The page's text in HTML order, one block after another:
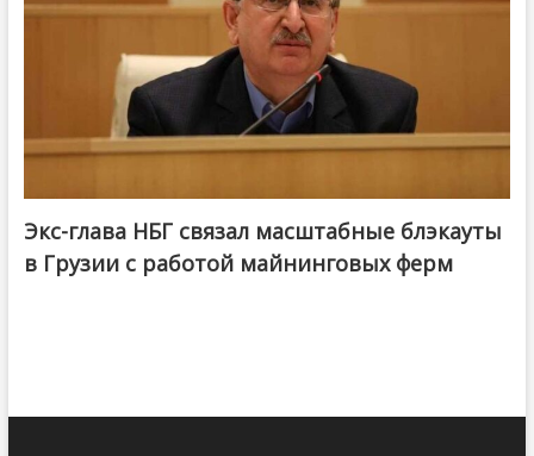
Экс-глава НБГ связал масштабные блэкауты
в Грузии с работой майнинговых ферм